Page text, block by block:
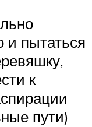
и пытаться
к
пути)